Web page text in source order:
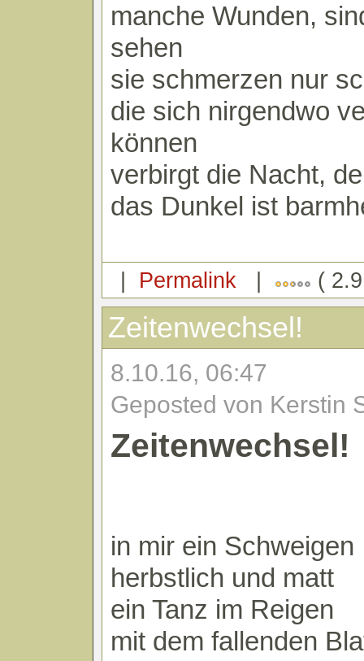
manche Wunden,
sehen
sie schmerzen nur
die sich nirgendwo
können
verbirgt die Nacht,
das Dunkel ist
| Permalink | (
Zeitenwechsel!
8.10.16, 06:47
Geposted von Kerstin
Zeitenwechsel!
in mir ein Schweigen
herbstlich und matt
ein Tanz im Reigen
mit dem fallenden